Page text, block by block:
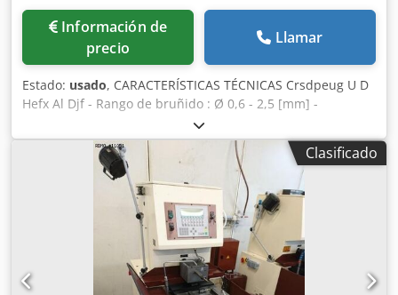
Información de
precio
Llamar
Estado: usado, CARACTERÍSTICAS TÉCNICAS Crsdpeug U D
Hefx Al Djf - Rango de bruñido : Ø 0,6 - 2,5 [mm] -
Velocidad del husillo : 2000 - 7000 [t/mm] - Potencia del
motor : 100 [kw] - Tamaño de la mesa : 100 x 100 [mm] -
Depósito de aceite con bomba : 12 [l] - Peso : 160 [kg] -
Dimensiones : 650 x 500 x 700 [mm] EQUIPAMIENTO -
Plataforma de 2 posiciones - Juntas cardán flotantes
Clasificado